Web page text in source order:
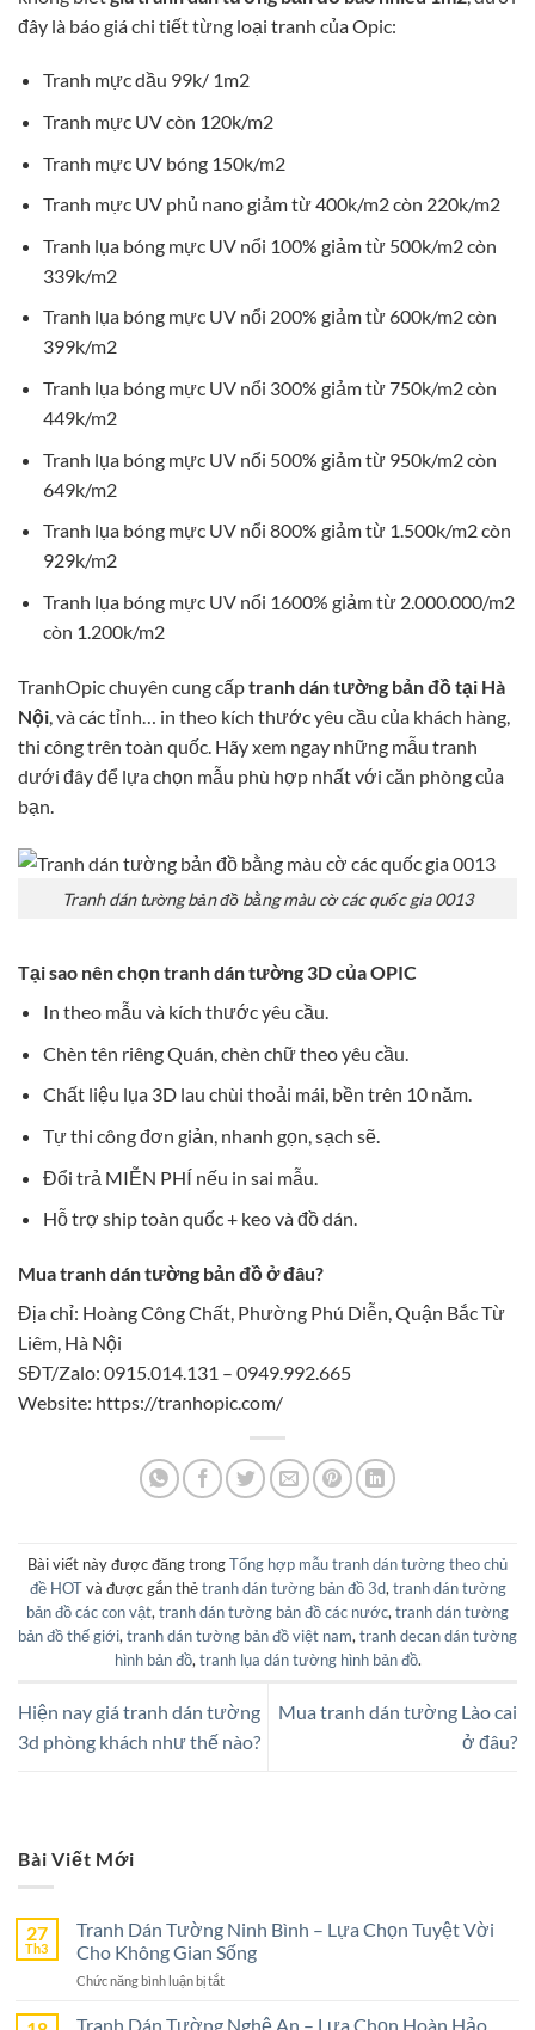
đây là báo giá chi tiết từng loại tranh của Opic:
Tranh mực dầu 99k/ 1m2
Tranh mực UV còn 120k/m2
Tranh mực UV bóng 150k/m2
Tranh mực UV phủ nano giảm từ 400k/m2 còn 220k/m2
Tranh lụa bóng mực UV nổi 100% giảm từ 500k/m2 còn
339k/m2
Tranh lụa bóng mực UV nổi 200% giảm từ 600k/m2 còn
399k/m2
Tranh lụa bóng mực UV nổi 300% giảm từ 750k/m2 còn
449k/m2
Tranh lụa bóng mực UV nổi 500% giảm từ 950k/m2 còn
649k/m2
Tranh lụa bóng mực UV nổi 800% giảm từ 1.500k/m2 còn
929k/m2
Tranh lụa bóng mực UV nổi 1600% giảm từ 2.000.000/m2
còn 1.200k/m2
TranhOpic chuyên cung cấptranh dán tường bản đồ tại Hà
Nội , và các tỉnh… in theo kích thước yêu cầu của khách hàng,
thi công trên toàn quốc. Hãy xem ngay những mẫu tranh
dưới đây để lựa chọn mẫu phù hợp nhất với căn phòng của
bạn.
Tranh dán tường bản đồ bằng màu cờ các quốc gia 0013
Tại sao nên chọn tranh dán tường 3D của OPIC
In theo mẫu và kích thước yêu cầu.
Chèn tên riêng Quán, chèn chữ theo yêu cầu.
Chất liệu lụa 3D lau chùi thoải mái, bền trên 10 năm.
Tự thi công đơn giản, nhanh gọn, sạch sẽ.
Đổi trả MIỄN PHÍ nếu in sai mẫu.
Hỗ trợ ship toàn quốc + keo và đồ dán.
Mua tranh dán tường bản đồ ở đâu?
Địa chỉ: Hoàng Công Chất, Phường Phú Diễn, Quận Bắc Từ
Liêm, Hà Nội
SĐT/Zalo: 0915.014.131 – 0949.992.665
Website: https://tranhopic.com/
Bài viết này được đăng trongTổng hợp mẫu tranh dán tường theo chủ
đề HOTvà được gắn thẻtranh dán tường bản đồ 3d, tranh dán tường
bản đồ các con vật, tranh dán tường bản đồ các nước, tranh dán tường
bản đồ thế giới, tranh dán tường bản đồ việt nam, tranh decan dán tường
hình bản đồ, tranh lụa dán tường hình bản đồ.
Hiện nay giá tranh dán tường
3d phòng khách như thế nào?
Mua tranh dán tường Lào cai
ở đâu?
Bài Viết Mới
27
Th3
Tranh Dán Tường Ninh Bình – Lựa Chọn Tuyệt Vời
Cho Không Gian Sống
Chức năng bình luận bị tắtở
Dán
Tranh Dán Tường Nghệ An – Lựa Chọn Hoàn Hảo